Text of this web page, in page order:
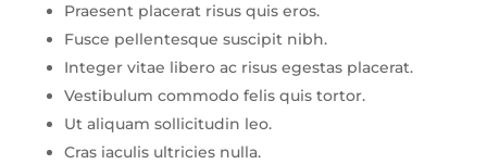
Praesent placerat risus quis eros.
Fusce pellentesque suscipit nibh.
Integer vitae libero ac risus egestas placerat.
Vestibulum commodo felis quis tortor.
Ut aliquam sollicitudin leo.
Cras iaculis ultricies nulla.